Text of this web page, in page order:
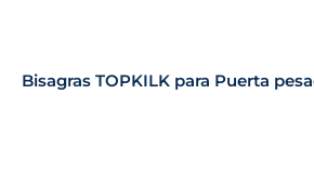
Bisagras TOPKILK para Puerta